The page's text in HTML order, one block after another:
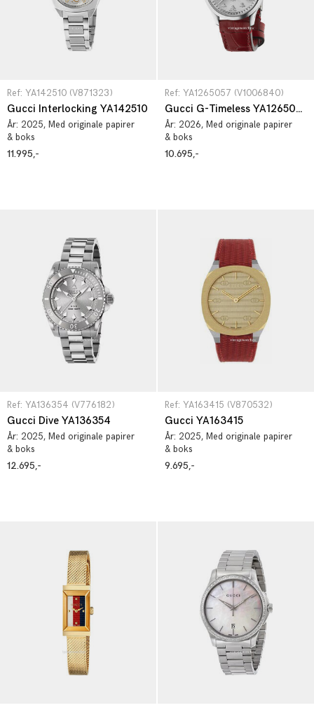
Ref: YA142510 (V871323)
Gucci Interlocking YA142510
År: 2025, Med originale papirer
& boks
11.995,-
Ref: YA1265057 (V1006840)
Gucci G-Timeless YA1265057
År: 2026, Med originale papirer
& boks
10.695,-
Ref: YA136354 (V776182)
Gucci Dive YA136354
År: 2025, Med originale papirer
& boks
12.695,-
Ref: YA163415 (V870532)
Gucci YA163415
År: 2025, Med originale papirer
& boks
9.695,-